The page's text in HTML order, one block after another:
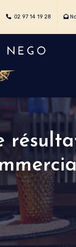
02 97 14 19 28